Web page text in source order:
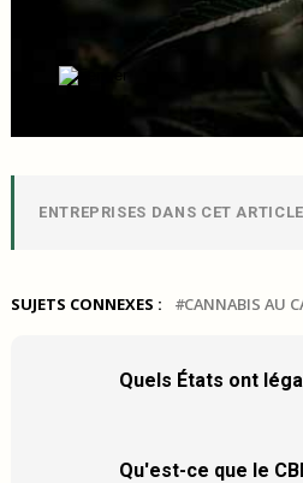
ENTREPRISES DANS CET ARTICLE
SUJETS CONNEXES : CANNABIS AU
Quels États ont
Qu'est-ce que le